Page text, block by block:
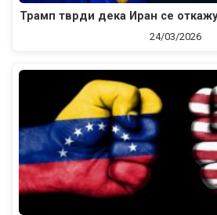
Трамп тврди дека Иран се
24/03/2026